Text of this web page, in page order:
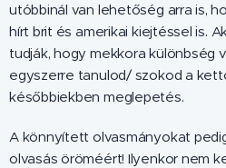
utóbbinál van lehetőség arra is,
hírt brit és amerikai kiejtéssel is.
tudják, hogy mekkora különbség
egyszerre tanulod/ szokod a
későbbiekben meglepetés.
A könnyített olvasmányokat
olvasás öröméért! Ilyenkor nem